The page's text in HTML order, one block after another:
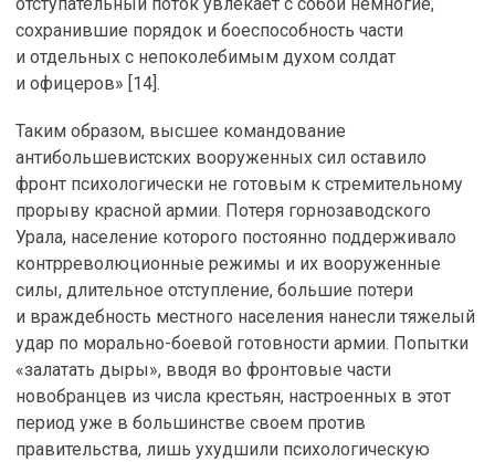
сохранившие порядок и боеспособность части
и отдельных с непоколебимым духом солдат
и офицеров» [14].
Таким образом, высшее командование
антибольшевистских вооруженных сил оставило
фронт психологически не готовым к стремительному
прорыву красной армии. Потеря горнозаводского
Урала, население которого постоянно поддерживало
контрреволюционные режимы и их вооруженные
силы, длительное отступление, большие потери
и враждебность местного населения нанесли тяжелый
удар по морально-боевой готовности армии. Попытки
«залатать дыры», вводя во фронтовые части
новобранцев из числа крестьян, настроенных в этот
период уже в большинстве своем против
правительства, лишь ухудшили психологическую